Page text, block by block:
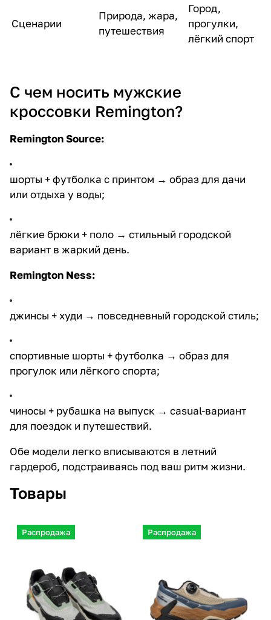
Сценарии
Природа, жара,
путешествия
Город,
прогулки,
лёгкий спорт
С чем носить мужские
кроссовки Remington?
Remington Source:
шорты + футболка с принтом → образ для дачи
или отдыха у воды;
лёгкие брюки + поло → стильный городской
вариант в жаркий день.
Remington Ness:
джинсы + худи → повседневный городской стиль;
спортивные шорты + футболка → образ для
прогулок или лёгкого спорта;
чиносы + рубашка на выпуск → casual-вариант
для поездок и путешествий.
Обе модели легко вписываются в летний
гардероб, подстраиваясь под ваш ритм жизни.
Товары
Распродажа Распродажа